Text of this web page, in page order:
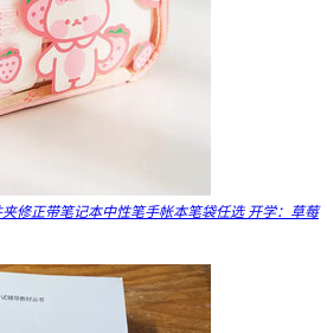
修正带笔记本中性笔手帐本笔袋任选 开学：草莓